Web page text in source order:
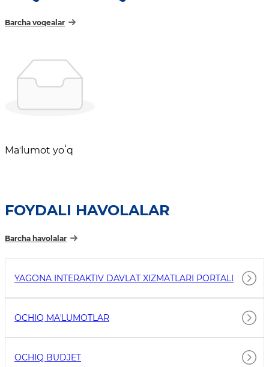
Barcha voqealar
Maʼlumot yoʻq
FOYDALI HAVOLALAR
Barcha havolalar
YAGONA INTERAKTIV DAVLAT XIZMATLARI PORTALI
OCHIQ MAʼLUMOTLAR
OCHIQ BUDJET